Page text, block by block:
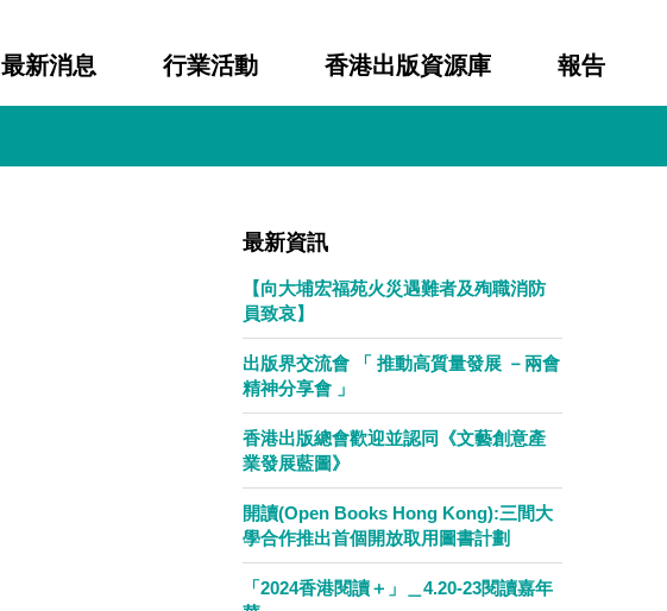
最新消息 行業活動 香港出版資源庫 報告
最新資訊
【向大埔宏福苑火災遇難者及殉職消防
員致哀】
出版界交流會 「 推動高質量發展 －兩會
精神分享會 」
香港出版總會歡迎並認同《文藝創意產
業發展藍圖》
開讀(Open Books Hong Kong):三間大
學合作推出首個開放取用圖書計劃
「2024香港閱讀＋」＿4.20-23閱讀嘉年